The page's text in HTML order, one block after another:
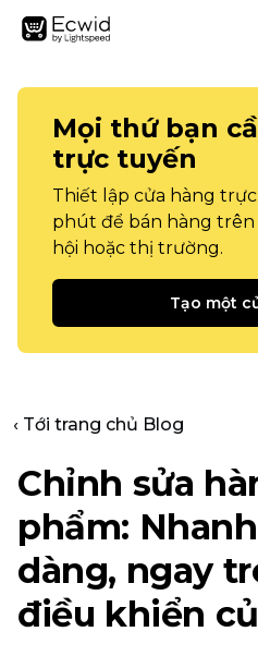
Mọi thứ bạn
trực tuyến
Thiết lập cửa hàng
phút để bán hàng trên
hội hoặc thị trường.
Tạo một
‹ Tới trang chủ Blog
Chỉnh sửa
phẩm:
dàng, ngay
điều khiển